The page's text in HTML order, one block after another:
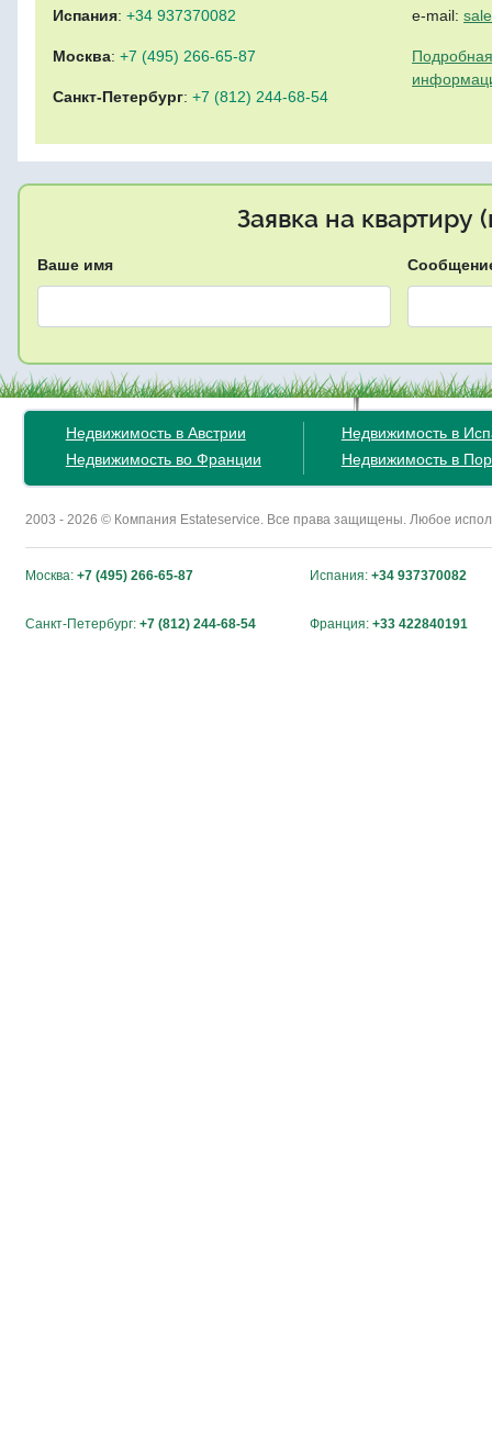
Испания: +34 937370082
Москва: +7 (495) 266-65-87
Санкт-Петербург: +7 (812) 244-68-54
e-mail:
Заявка на квартиру
Ваше имя
Недвижимость в Австрии
Недвижимость во Франции
Недвижимость в
Недвижимость в
2003 - 2026 © Компания Estateservice. Все права защищены. Любое
Москва: +7 (495) 266-65-87 Испания: +34 937370082
Санкт-Петербург: +7 (812) 244-68-54 Франция: +33 422840191